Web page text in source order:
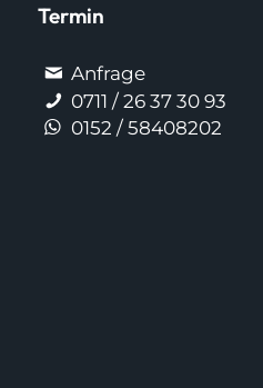
Termin
Anfrage
0711 / 26 37 30 93
0152 / 58408202